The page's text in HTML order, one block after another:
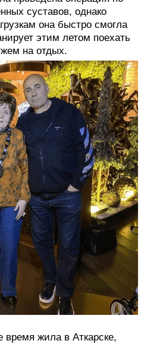
суставов, однако
она быстро смогла
этим летом поехать
на отдых.
время жила в Аткарске,